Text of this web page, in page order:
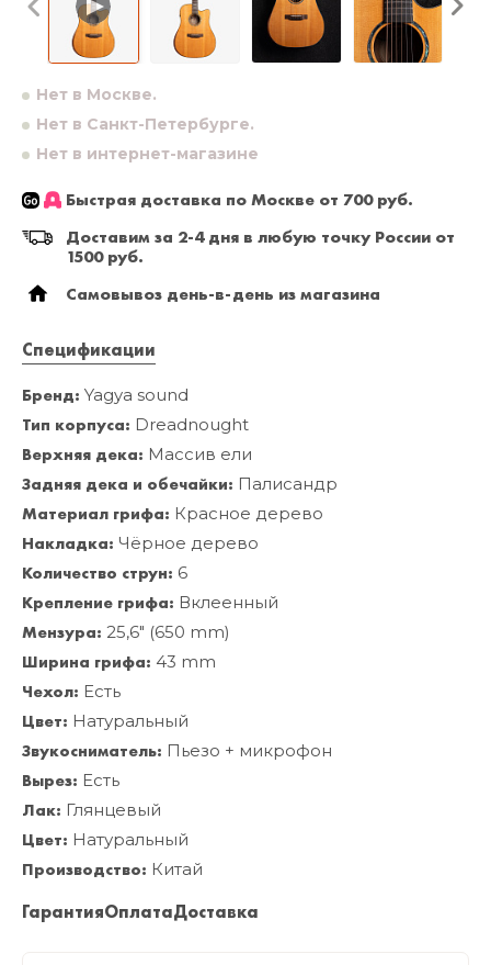
Нет в Москве.
Нет в Санкт-Петербурге.
Нет в интернет-магазине
Быстрая доставка по Москве от 700 руб.
Доставим за 2-4 дня в любую точку России от
1500 руб.
Самовывоз день-в-день из магазина
Спецификации
Бренд: Yagya sound
Тип корпуса: Dreadnought
Верхняя дека: Массив ели
Задняя дека и обечайки: Палисандр
Материал грифа: Красное дерево
Накладка: Чёрное дерево
Количество струн: 6
Крепление грифа: Вклеенный
Мензура: 25,6" (650 mm)
Ширина грифа: 43 mm
Чехол: Есть
Цвет: Натуральный
Звукосниматель: Пьезо + микрофон
Вырез: Есть
Лак: Глянцевый
Цвет: Натуральный
Производство: Китай
ГарантияОплатаДоставка